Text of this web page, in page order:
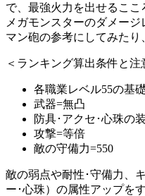
で、最強火力を出せるここ
メガモンスターのダメー
マン砲の参考にしてみたり
＜ランキング算出条件と注
各職業レベル55の基
武器=無凸
防具･アクセ･心珠の
攻撃=等倍
敵の守備力=550
敵の弱点や耐性･守備力、
ー･心珠）の属性アップを